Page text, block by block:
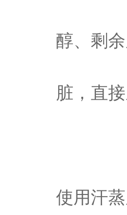
醇、剩
脏，直
使用汗